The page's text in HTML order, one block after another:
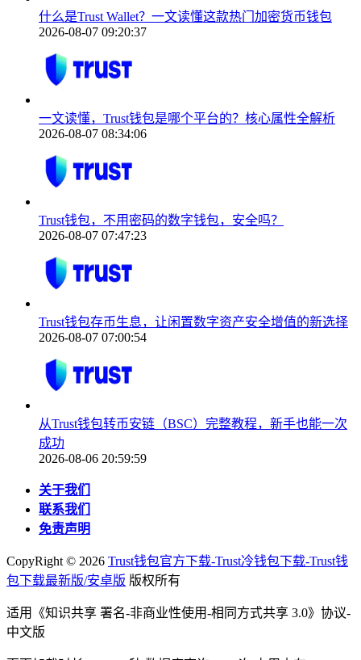
什么是Trust Wallet？一文读懂这款热门加密货币钱包
2026-08-07 09:20:37
一文读懂，Trust钱包是哪个平台的？核心属性全解析
2026-08-07 08:34:06
Trust钱包，不用密码的数字钱包，安全吗？
2026-08-07 07:47:23
Trust钱包存币生息，让闲置数字资产安全增值的新选择
2026-08-07 07:00:54
从Trust钱包转币安链（BSC）完整教程，新手也能一次
成功
2026-08-06 20:59:59
关于我们
联系我们
免责声明
CopyRight © 2026 Trust钱包官方下载-Trust冷钱包下载-Trust钱
包下载最新版/安卓版 版权所有
适用《知识共享 署名-非商业性使用-相同方式共享 3.0》协议-
中文版